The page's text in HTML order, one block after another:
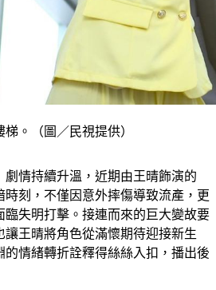
劇情持續升溫，近期由王晴飾演的
時刻，不僅因意外摔傷導致流產，更
失明打擊。接連而來的巨大變故要
王晴將角色從滿懷期待迎接新生
情緒轉折詮釋得絲絲入扣，播出後